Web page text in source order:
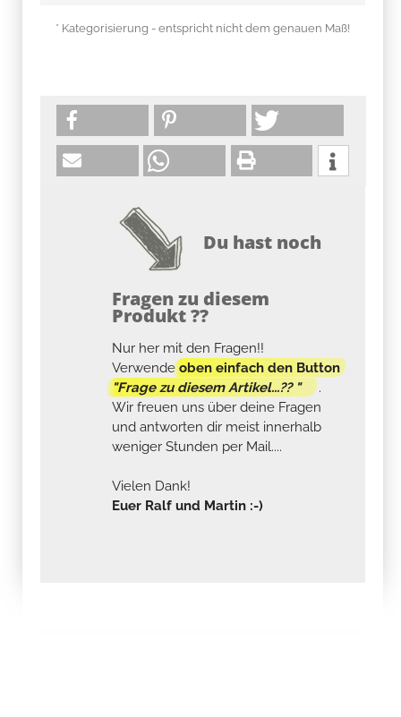
* Kategorisierung - entspricht nicht dem genauen Maß!
Du hast noch
Fragen zu diesem
Produkt ??
Nur her mit den Fragen!!
Verwendeoben einfach den Button
"Frage zu diesem Artikel...?? "
.
Wir freuen uns über deine Fragen
und antworten dir meist innerhalb
weniger Stunden per Mail....
Vielen Dank!
Euer Ralf und Martin :-)